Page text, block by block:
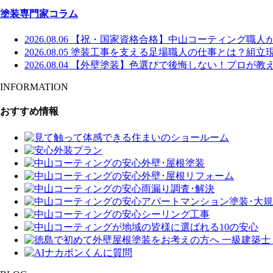
塗装専門家コラム
2026.08.06
【祝・国家資格合格】中山コーティング職
2026.08.05 塗装工事を支える足場職人の仕事とは？組立
2026.08.04
【外壁塗装】色選びで後悔しない！プロが教
INFORMATION
おすすめ情報